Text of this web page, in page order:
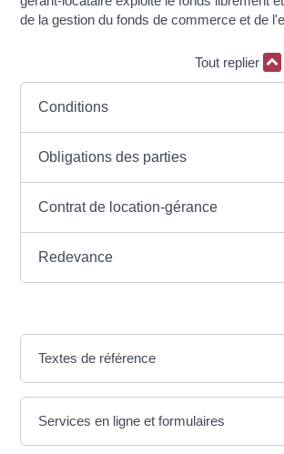
de la gestion du fonds de commerce et de
Tout replier
Conditions
Obligations des parties
Contrat de location-gérance
Redevance
Textes de référence
Services en ligne et formulaires